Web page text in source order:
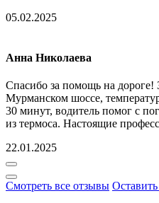
05.02.2025
Анна Николаева
Спасибо за помощь на дороге!
Мурманском шоссе,
30 минут, водитель помог с
из термоса. Настоящие
22.01.2025
Смотреть все отзывы